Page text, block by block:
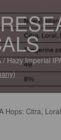
/ Hazy Imperial
Hops: Citra,